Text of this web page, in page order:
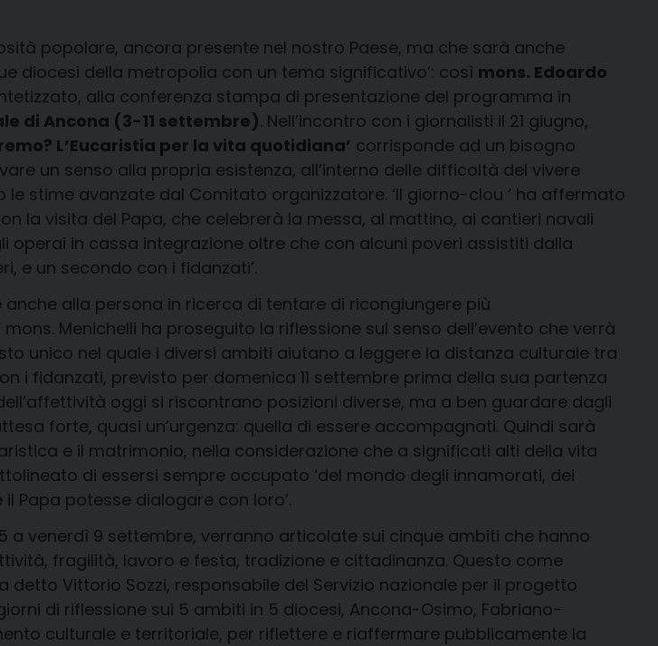
popolare, ancora presente nel nostro Paese, ma che sarà anche
diocesi della metropolia con un tema significativo’: così mons. Edoardo
alla conferenza stampa di presentazione del programma in
di Ancona (3-11 settembre). Nell’incontro con i giornalisti il 21 giugno,
L’Eucaristia per la vita quotidiana’ corrisponde ad un bisogno
un senso alla propria esistenza, all’interno delle difficoltà del vivere
stime avanzate dal Comitato organizzatore. ‘Il giorno-clou ‘ ha affermato
la visita del Papa, che celebrerà la messa, al mattino, ai cantieri navali
in cassa integrazione oltre che con alcuni poveri assistiti dalla
e un secondo con i fidanzati’.
alla persona in ricerca di tentare di ricongiungere più
Menichelli ha proseguito la riflessione sul senso dell’evento che verrà
unico nel quale i diversi ambiti aiutano a leggere la distanza culturale tra
i fidanzati, previsto per domenica 11 settembre prima della sua partenza
oggi si riscontrano posizioni diverse, ma a ben guardare dagli
forte, quasi un’urgenza: quella di essere accompagnati. Quindi sarà
e il matrimonio, nella considerazione che a significati alti della vita
di essersi sempre occupato ‘del mondo degli innamorati, dei
Papa potesse dialogare con loro’.
5 a venerdì 9 settembre, verranno articolate sui cinque ambiti che hanno
fragilità, lavoro e festa, tradizione e cittadinanza. Questo come
detto Vittorio Sozzi, responsabile del Servizio nazionale per il progetto
di riflessione sui 5 ambiti in 5 diocesi, Ancona-Osimo, Fabriano-
culturale e territoriale, per riflettere e riaffermare pubblicamente la